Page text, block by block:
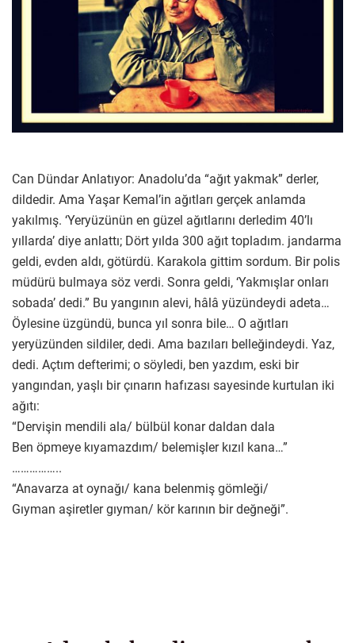
Can Dündar Anlatıyor: Anadolu’da “ağıt yakmak” derler,
dildedir. Ama Yaşar Kemal’in ağıtları gerçek anlamda
yakılmış. ‘Yeryüzünün en güzel ağıtlarını derledim 40’lı
yıllarda’ diye anlattı; Dört yılda 300 ağıt topladım. jandarma
geldi, evden aldı, götürdü. Karakola gittim sordum. Bir polis
müdürü bulmaya söz verdi. Sonra geldi, ‘Yakmışlar onları
sobada’ dedi.” Bu yangının alevi, hâlâ yüzündeydi adeta…
Öylesine üzgündü, bunca yıl sonra bile… O ağıtları
yeryüzünden sildiler, dedi. Ama bazıları belleğindeydi. Yaz,
dedi. Açtım defterimi; o söyledi, ben yazdım, eski bir
yangından, yaşlı bir çınarın hafızası sayesinde kurtulan iki
ağıtı:
“Dervişin mendili ala/ bülbül konar daldan dala
Ben öpmeye kıyamazdım/ belemişler kızıl kana…”
……………..
“Anavarza at oynağı/ kana belenmiş gömleği/
Gıyman aşiretler gıyman/ kör karının bir değneği”.